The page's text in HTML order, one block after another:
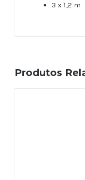
3 x 1,2 m
Produtos